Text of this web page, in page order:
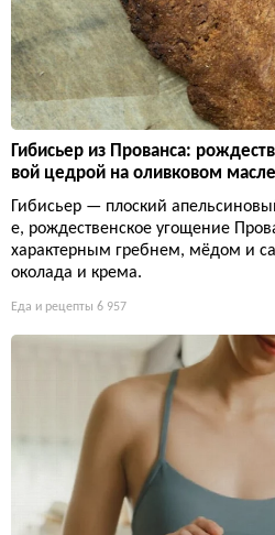
Гибисьер из Прованса:
вой цедрой на оливковом масле
Гибисьер — плоский
е, рождественское угощение
характерным гребнем, мёдом и
околада и крема.
Еда и рецепты 6 957